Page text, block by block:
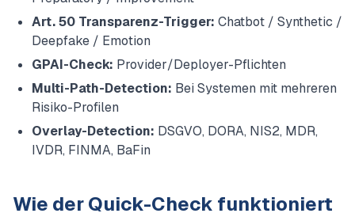
Art. 50 Transparenz-Trigger: Chatbot / Synthetic /
Deepfake / Emotion
GPAI-Check: Provider/Deployer-Pflichten
Multi-Path-Detection: Bei Systemen mit mehreren
Risiko-Profilen
Overlay-Detection: DSGVO, DORA, NIS2, MDR,
IVDR, FINMA, BaFin
Wie der Quick-Check funktioniert